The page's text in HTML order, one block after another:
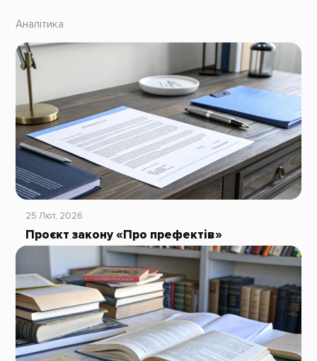
Аналітика
25 Лют, 2026
Проєкт закону «Про префектів»